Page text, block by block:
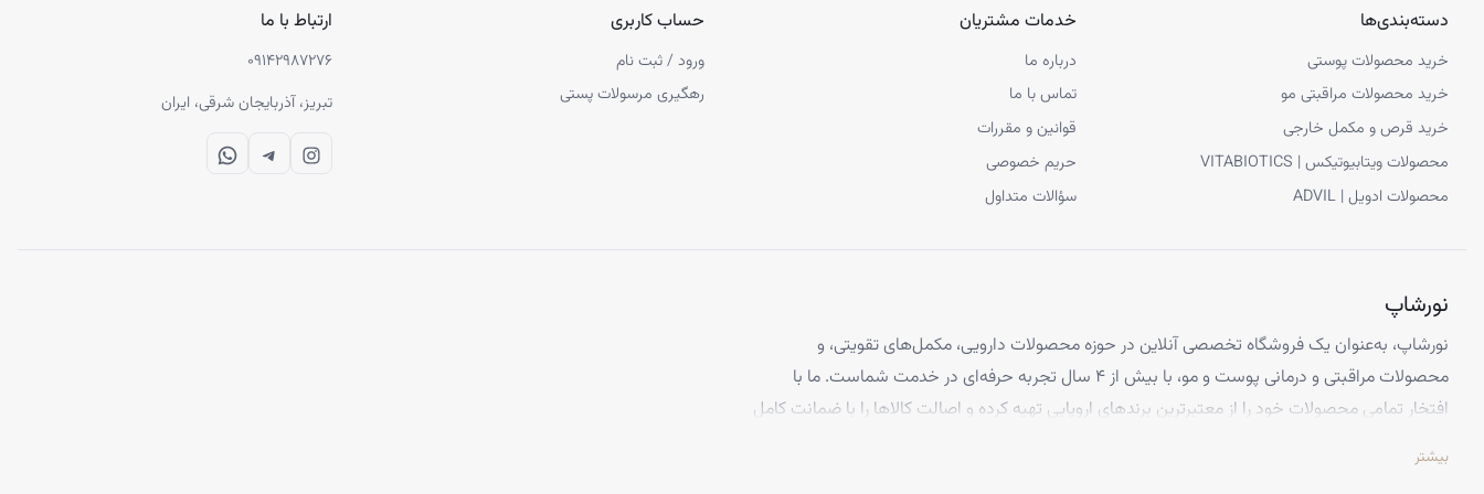
دنبال بهبود سلامت کلی بدن خود هستند تبدیل می‌کند:
غنی از اسیدهای چرب امگا 3 که شامل EPA و DHA
پشتیبانی از سلامت قلب و عروق
تاثیر مثبت بر سلامت مفاصل و همچنین کاهش التهاب
کمک به بهبود سلامت پوست و مو
مناسب برای همه اشخاص از جمله سالمندان و ورزشکاران
دسته‌بندی‌ها
خرید محصولات پوستی
خرید محصولات مراقبتی مو
خرید قرص و مکمل خارجی
محصولات ویتابیوتیکس | VITABIOTICS
محصولات ادویل | ADVIL
خدمات مشتریان
درباره ما
تماس با ما
قوانین و مقررات
حریم خصوصی
سؤالات متداول
حساب کاربری
ورود / ثبت نام
رهگیری مرسولات پستی
ارتباط با ما
۰۹۱۴۲۹۸۷۲۷۶
تبریز، آذربایجان شرقی، ایران
Instagram
Telegram
WhatsApp
نورشاپ
نورشاپ، به‌عنوان یک فروشگاه تخصصی آنلاین در حوزه محصولات دارویی، مکمل‌های تقویتی، و
محصولات مراقبتی و درمانی پوست و مو، با بیش از ۴ سال تجربه حرفه‌ای در خدمت شماست. ما با
افتخار تمامی محصولات خود را از معتبرترین برندهای اروپایی تهیه کرده و اصالت کالاها را با ضمانت کامل
تخصص ما ارائه محصولاتی است که از کیفیت و استانداردهای برتر جهانی برخوردارند، تا بتوانید با
بیشتر